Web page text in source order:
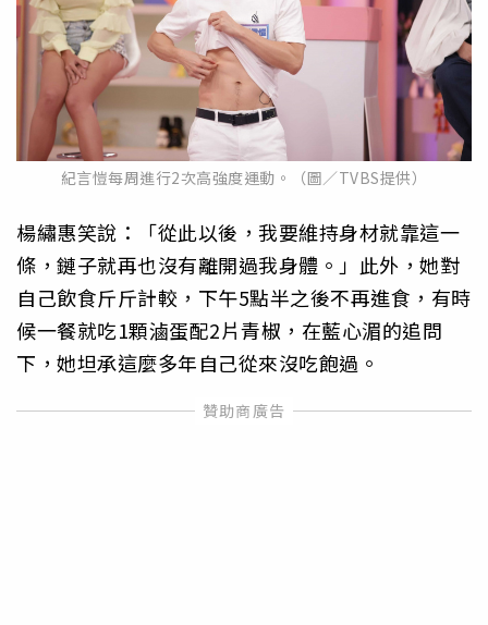
紀言愷每周進行2次高強度運動。（圖／TVBS提供）
楊繡惠笑說：「從此以後，我要維持身材就靠這一
條，鏈子就再也沒有離開過我身體。」此外，她對
自己飲食斤斤計較，下午5點半之後不再進食，有時
候一餐就吃1顆滷蛋配2片青椒，在藍心湄的追問
下，她坦承這麼多年自己從來沒吃飽過。